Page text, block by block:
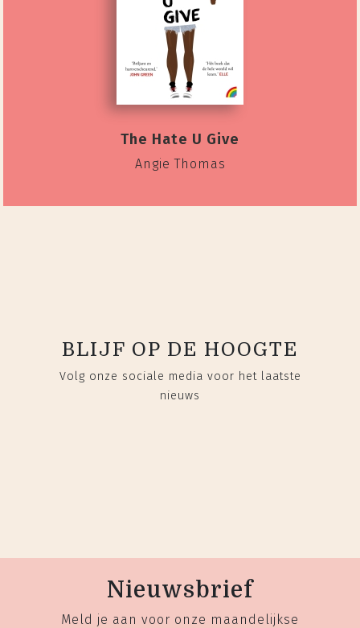
The Hate U Give
Angie Thomas
BLIJF OP DE HOOGTE
Volg onze sociale media voor het laatste
nieuws
Nieuwsbrief
Meld je aan voor onze maandelijkse